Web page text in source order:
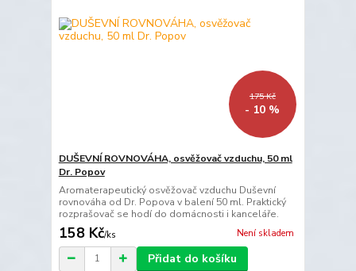
175 Kč
- 10 %
DUŠEVNÍ ROVNOVÁHA, osvěžovač vzduchu, 50 ml
Dr. Popov
Aromaterapeutický osvěžovač vzduchu Duševní
rovnováha od Dr. Popova v balení 50 ml. Praktický
rozprašovač se hodí do domácnosti i kanceláře.
158 Kč/ks Není skladem
Přidat do košíku